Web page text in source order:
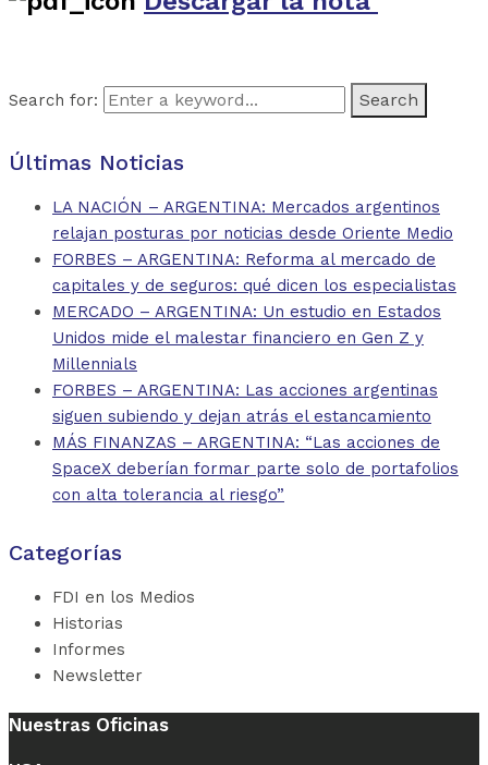
Search for:
Últimas Noticias
LA NACIÓN – ARGENTINA: Mercados argentinos
relajan posturas por noticias desde Oriente Medio
FORBES – ARGENTINA: Reforma al mercado de
capitales y de seguros: qué dicen los especialistas
MERCADO – ARGENTINA: Un estudio en Estados
Unidos mide el malestar financiero en Gen Z y
Millennials
FORBES – ARGENTINA: Las acciones argentinas
siguen subiendo y dejan atrás el estancamiento
MÁS FINANZAS – ARGENTINA: “Las acciones de
SpaceX deberían formar parte solo de portafolios
con alta tolerancia al riesgo”
Categorías
FDI en los Medios
Historias
Informes
Newsletter
Nuestras Oficinas